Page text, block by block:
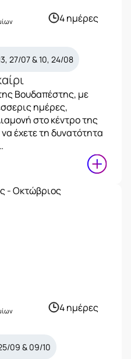
4 ημέρες
27/07 & 10, 24/08
Βουδαπέστης, με
ημέρες,
στο κέντρο της
έχετε τη δυνατότητα
4 ημέρες
09 & 09/10